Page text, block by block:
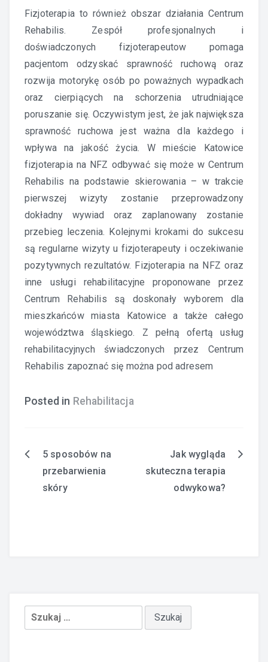
Fizjoterapia to również obszar działania Centrum
Rehabilis. Zespół profesjonalnych i
doświadczonych fizjoterapeutow pomaga
pacjentom odzyskać sprawność ruchową oraz
rozwija motorykę osób po poważnych wypadkach
oraz cierpiących na schorzenia utrudniające
poruszanie się. Oczywistym jest, że jak największa
sprawność ruchowa jest ważna dla każdego i
wpływa na jakość życia. W mieście Katowice
fizjoterapia na NFZ odbywać się może w Centrum
Rehabilis na podstawie skierowania – w trakcie
pierwszej wizyty zostanie przeprowadzony
dokładny wywiad oraz zaplanowany zostanie
przebieg leczenia. Kolejnymi krokami do sukcesu
są regularne wizyty u fizjoterapeuty i oczekiwanie
pozytywnych rezultatów. Fizjoterapia na NFZ oraz
inne usługi rehabilitacyjne proponowane przez
Centrum Rehabilis są doskonały wyborem dla
mieszkańców miasta Katowice a także całego
województwa śląskiego. Z pełną ofertą usług
rehabilitacyjnych świadczonych przez Centrum
Rehabilis zapoznać się można pod adresem
Posted in Rehabilitacja
Nawigacja
wpisu
5 sposobów na
przebarwienia
skóry
Jak wygląda
skuteczna terapia
odwykowa?
Szukaj: